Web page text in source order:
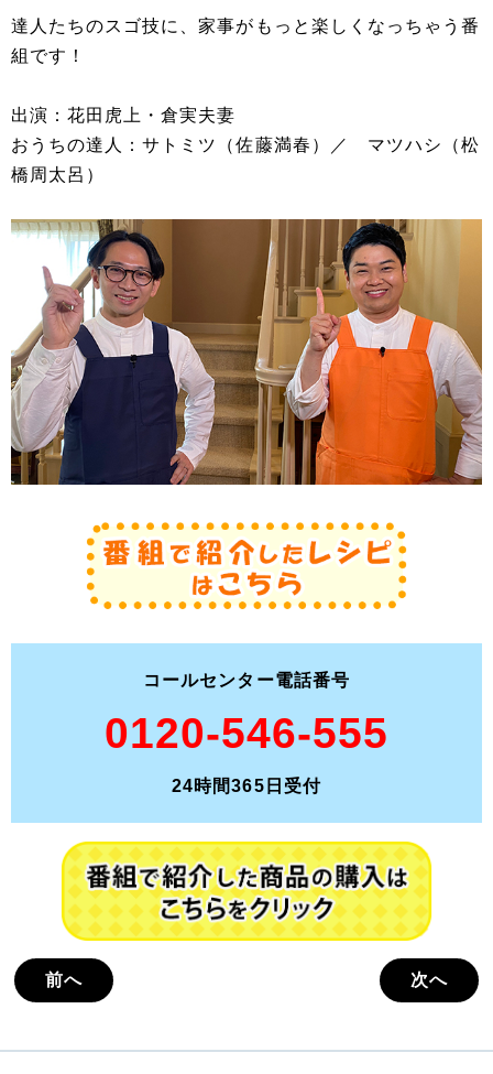
達人たちのスゴ技に、家事がもっと楽しくなっちゃう番
組です！
出演：花田虎上・倉実夫妻
おうちの達人：サトミツ（佐藤満春）／ マツハシ（松
橋周太呂）
コールセンター電話番号
0120-546-555
24時間365日受付
前へ 次へ